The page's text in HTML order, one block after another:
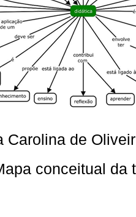
Carolina de
conceitual da